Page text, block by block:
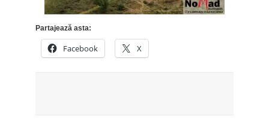
Partajează asta:
Facebook X